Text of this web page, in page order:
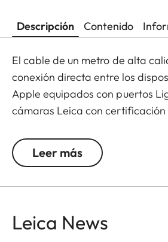
Descripción Contenido
El cable de un metro de alta
conexión directa entre los
Apple equipados con puertos
cámaras Leica con certificación
transferirse a la aplicación Leica
flujo de trabajo rápido. En los
permite cargar o sincronizar tu
Leer más
Leica News